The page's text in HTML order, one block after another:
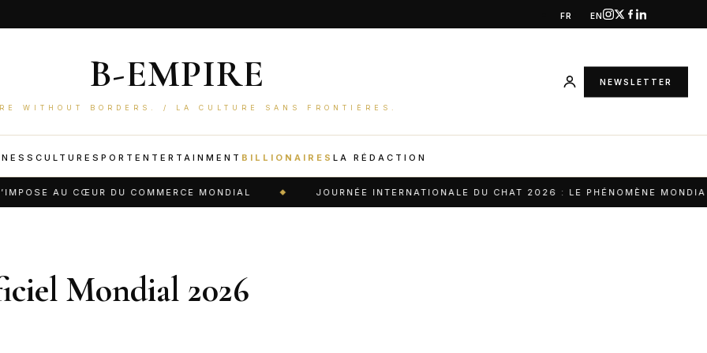
FR EN
B-EMPIRE
WITHOUT BORDERS. / LA CULTURE SANS FRONTIÈRES.
NEWSLETTER
CULTURE SPORT ENTERTAINMENT BILLIONAIRES LA RÉDACTION
AU CŒUR DU COMMERCE MONDIAL JOURNÉE INTERNATIONALE DU CHAT 2026 : LE PHÉNOMÈNE MONDIAL
Mondial 2026